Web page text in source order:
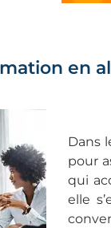
en
Dans
pour
qui
elle